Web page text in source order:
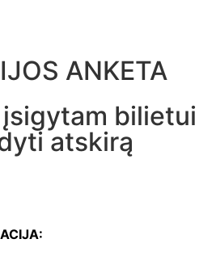
ANKETA
bilietui
atskirą